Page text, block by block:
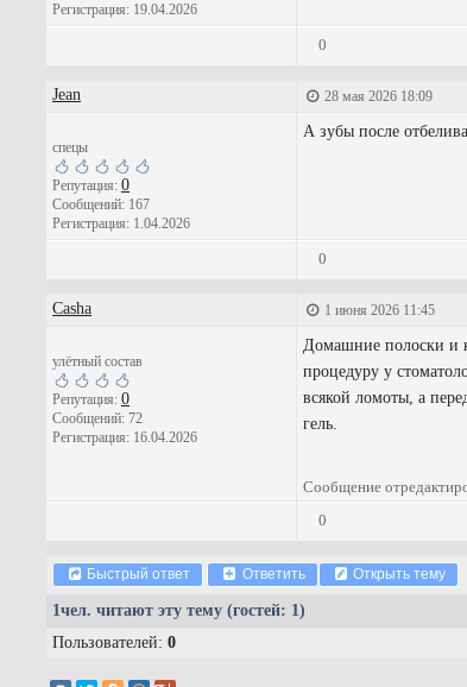
Регистрация: 19.04.2026
0
Jean 28 мая 2026 18:09
спецы
Репутация: 0
Сообщений: 167
Регистрация: 1.04.2026
А зубы после
0
Casha 1 июня 2026 11:45
улётный состав
Репутация: 0
Сообщений: 72
Регистрация: 16.04.2026
Домашние полоски и
процедуру у
всякой ломоты, а
гель.
Сообщение
0
Быстрый ответ Ответить Открыть тему
1чел. читают эту тему (гостей: 1)
Пользователей: 0